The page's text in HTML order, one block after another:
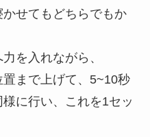
せてもどちらでもか
を入れながら、
まで上げて、5~10秒
に行い、これを1セッ